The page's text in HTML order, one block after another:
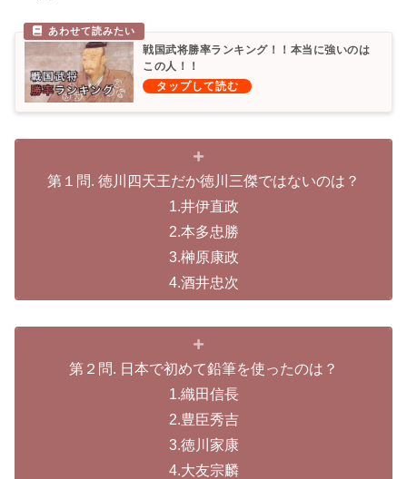
戦国武将勝率ランキング！！本当に強いのは
この人！！
第１問. 徳川四天王だか徳川三傑ではないのは？
1.井伊直政
2.本多忠勝
3.榊原康政
4.酒井忠次
第２問. 日本で初めて鉛筆を使ったのは？
1.織田信長
2.豊臣秀吉
3.徳川家康
4.大友宗麟